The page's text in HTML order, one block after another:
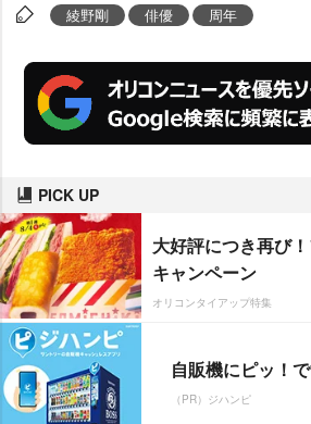
綾野剛 俳優 周年
PICK UP
大好評につき再び
キャンペーン
オリコンタイアップ特集
自販機にピッ！
（PR）ジハンピ